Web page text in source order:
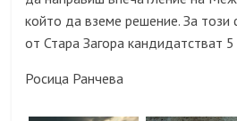
който да вземе решение. За този
от Стара Загора кандидатстват
Росица Ранчева